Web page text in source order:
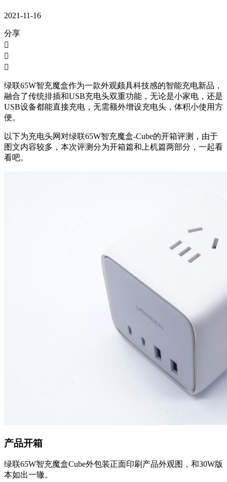
2021-11-16
分享



绿联65W智充魔盒作为一款外观颇具科技感的智能充电新品，
融合了传统排插和USB充电头双重功能，无论是小家电，还是
USB设备都能直接充电，无需额外增设充电头，体积小使用方
便。
以下为充电头网对绿联65W智充魔盒-Cube的开箱评测，由于
图文内容较多，本次评测分为开箱篇和上机篇两部分，一起看
看吧。
产品开箱
绿联65W智充魔盒Cube外包装正面印刷产品外观图，和30W版
本如出一辙。